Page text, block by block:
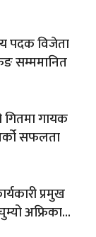
पदक विजेता
सम्ममानित
गितमा गायक
सफलता
प्रमुख
अफ्रिकाको